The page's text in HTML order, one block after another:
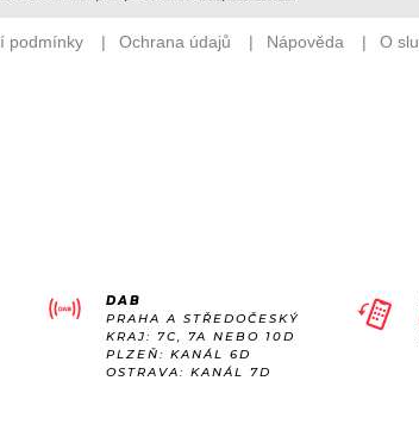
DAB
PRAHA A STŘEDOČESKÝ
KRAJ: 7C, 7A NEBO 10D
PLZEŇ: KANÁL 6D
OSTRAVA: KANÁL 7D